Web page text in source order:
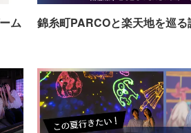
ム
錦糸町PARCOと楽天地を巡る